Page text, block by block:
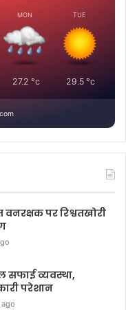
MON
27.2 °c
TUE
29.5 °c
पर रिश्वतखोरी
सफाई व्यवस्था,
परेशान